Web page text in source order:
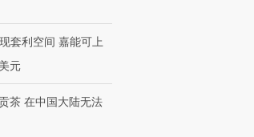
套利空间 嘉能可上
元
茶 在中国大陆无法